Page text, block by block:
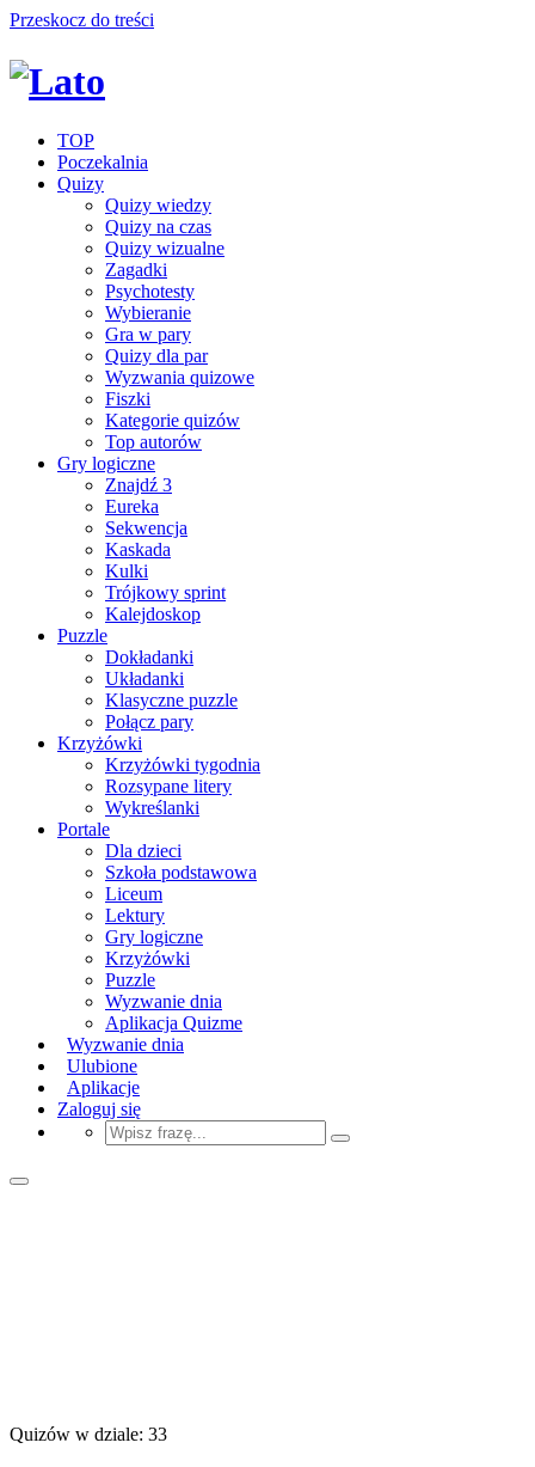
Przeskocz do treści
TOP
Poczekalnia
Quizy
Quizy wiedzy
Quizy na czas
Quizy wizualne
Zagadki
Psychotesty
Wybieranie
Gra w pary
Quizy dla par
Wyzwania quizowe
Fiszki
Kategorie quizów
Top autorów
Gry logiczne
Znajdź 3
Eureka
Sekwencja
Kaskada
Kulki
Trójkowy sprint
Kalejdoskop
Puzzle
Dokładanki
Układanki
Klasyczne puzzle
Połącz pary
Krzyżówki
Krzyżówki tygodnia
Rozsypane litery
Wykreślanki
Portale
Dla dzieci
Szkoła podstawowa
Liceum
Lektury
Gry logiczne
Krzyżówki
Puzzle
Wyzwanie dnia
Aplikacja Quizme
Wyzwanie dnia
Ulubione
Aplikacje
Zaloguj się
Quizów w dziale: 33